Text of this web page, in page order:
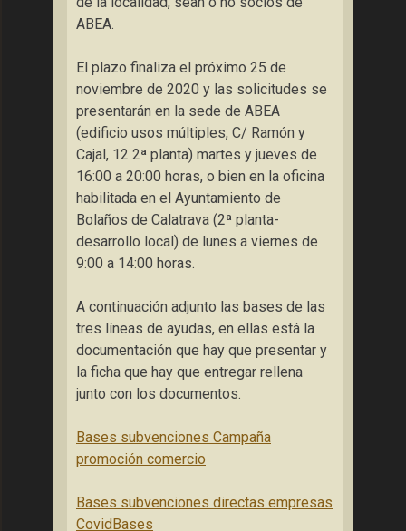
ABEA.
El plazo finaliza el próximo 25 de
noviembre de 2020 y las solicitudes se
presentarán en la sede de ABEA
(edificio usos múltiples, C/ Ramón y
Cajal, 12 2ª planta) martes y jueves de
16:00 a 20:00 horas, o bien en la oficina
habilitada en el Ayuntamiento de
Bolaños de Calatrava (2ª planta-
desarrollo local) de lunes a viernes de
9:00 a 14:00 horas.
A continuación adjunto las bases de las
tres líneas de ayudas, en ellas está la
documentación que hay que presentar y
la ficha que hay que entregar rellena
junto con los documentos.
Bases subvenciones Campaña
promoción comercio
Bases subvenciones directas empresas
CovidBases